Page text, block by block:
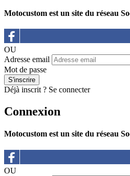
Motocustom est un site du réseau
OU
Adresse email
Mot de passe
Déjà inscrit ? Se connecter
Connexion
Motocustom est un site du réseau
OU